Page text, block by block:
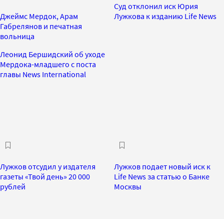
Джеймс Мердок, Арам
Габрелянов и печатная
вольница
Леонид Бершидский об уходе
Мердока-младшего с поста
главы News International
Суд отклонил иск Юрия
Лужкова к изданию Life News
Лужков отсудил у издателя
газеты «Твой день» 20 000
рублей
Лужков подает новый иск к
Life News за статью о Банке
Москвы